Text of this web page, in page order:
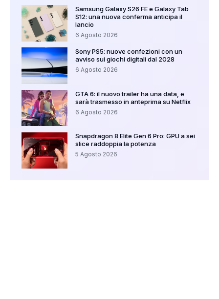
Samsung Galaxy S26 FE e Galaxy Tab
S12: una nuova conferma anticipa il
lancio
6 Agosto 2026
Sony PS5: nuove confezioni con un
avviso sui giochi digitali dal 2028
6 Agosto 2026
GTA 6: il nuovo trailer ha una data, e
sarà trasmesso in anteprima su Netflix
6 Agosto 2026
Snapdragon 8 Elite Gen 6 Pro: GPU a sei
slice raddoppia la potenza
5 Agosto 2026